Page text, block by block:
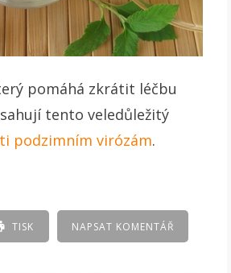
pomáhá zkrátit léčbu
tento veledůležitý
podzimním virózám.
NAPSAT KOMENTÁŘ
TISK